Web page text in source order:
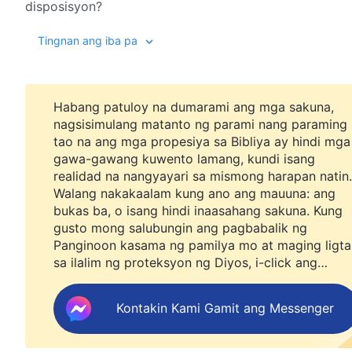
disposisyon?
Tingnan ang iba pa
Habang patuloy na dumarami ang mga sakuna,
nagsisimulang matanto ng parami nang paraming
tao na ang mga propesiya sa Bibliya ay hindi mga
gawa-gawang kuwento lamang, kundi isang
realidad na nangyayari sa mismong harapan natin.
Walang nakakaalam kung ano ang mauuna: ang
bukas ba, o isang hindi inaasahang sakuna. Kung
gusto mong salubungin ang pagbabalik ng
Panginoon kasama ng pamilya mo at maging
sa ilalim ng proteksyon ng Diyos, i-click ang
Huwag mo na itong ipagpabukas.
Kontakin Kami Gamit ang Messenger